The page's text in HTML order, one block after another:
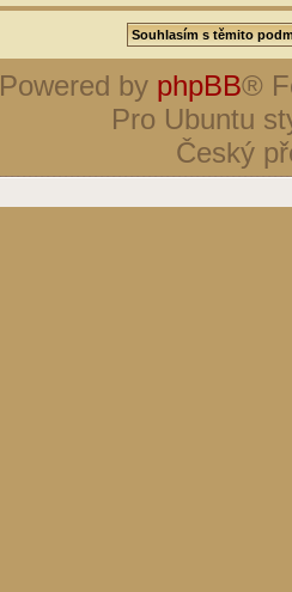
Powered by phpBB®
Pro Ubuntu
Český